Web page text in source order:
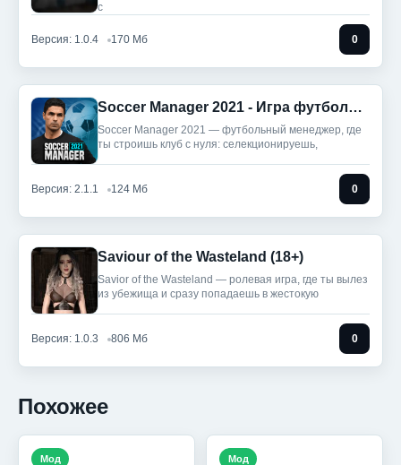
с
Версия: 1.0.4 170 Мб 0
Soccer Manager 2021 - Игра футбольного менеджера (Без рекламы)
Soccer Manager 2021 — футбольный менеджер, где
ты строишь клуб с нуля: селекционируешь,
Версия: 2.1.1 124 Мб 0
Saviour of the Wasteland (18+)
Savior of the Wasteland — ролевая игра, где ты вылез
из убежища и сразу попадаешь в жестокую
Версия: 1.0.3 806 Мб 0
Похожее
Мод Мод